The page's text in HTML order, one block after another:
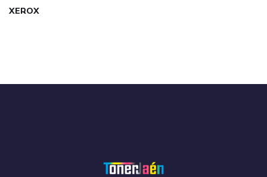
XEROX